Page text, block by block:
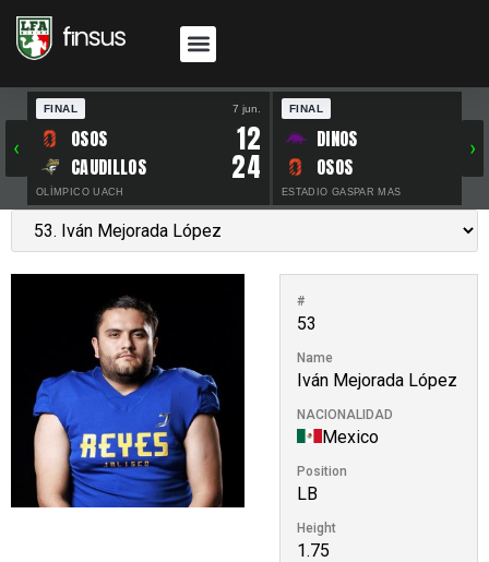
‹
FINAL 7 jun.
OSOS 12
CAUDILLOS 24
OLÍMPICO UACH
FINAL
DINOS
OSOS
ESTADIO GASPAR MAS
›
#
53
Name
Iván Mejorada López
NACIONALIDAD
Mexico
Position
LB
Height
1.75